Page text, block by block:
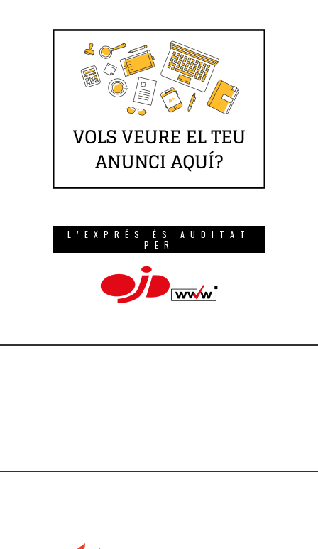
L’EXPRÉS ÉS AUDITAT
PER